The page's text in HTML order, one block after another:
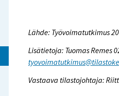
Lähde: Työvoimatutkimus
Lisätietoja: Tuomas Remes
Vastaava tilastojohtaja: